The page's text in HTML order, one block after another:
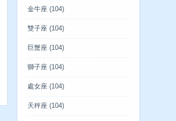
金牛座 (104)
雙子座 (104)
巨蟹座 (104)
獅子座 (104)
處女座 (104)
天秤座 (104)